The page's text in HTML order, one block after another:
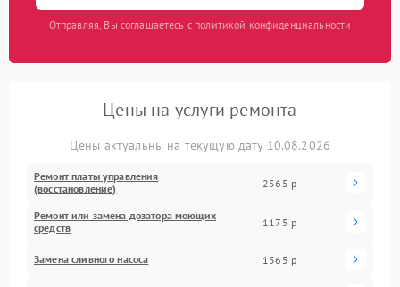
Отправляя, Вы соглашаетесь с политикой конфиденциальности
Цены на услуги ремонта
Цены актуальны на текущую дату 10.08.2026
Ремонт платы управления
(восстановление)
2565 р
Ремонт или замена дозатора моющих
средств
1175 р
Замена сливного насоса 1565 р